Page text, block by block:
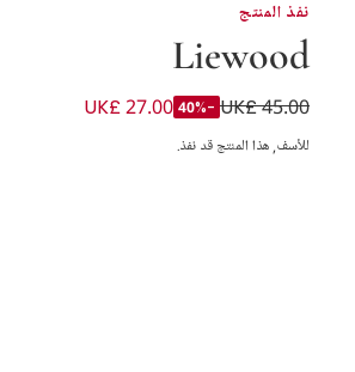
نفذ المنتج
Liewood
بدلة سباحة للطفو بطبعة قرش لون أزرق للأولاد
UK£ 45.00
-40%
UK£ 27.00
للأسف, هذا المنتج قد نفذ.